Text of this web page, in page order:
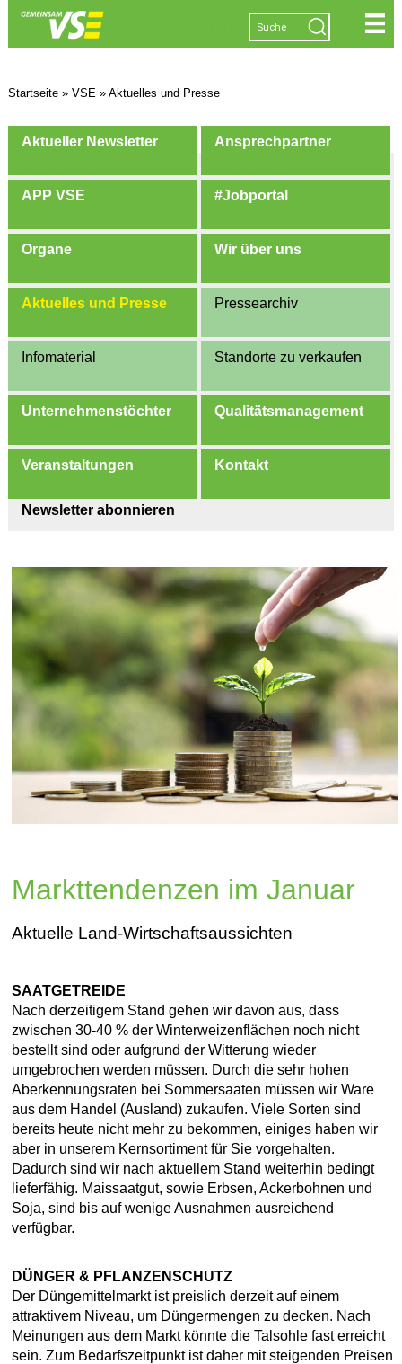
Startseite» VSE » Aktuelles und Presse
Aktueller Newsletter Ansprechpartner
APP VSE #Jobportal
Organe Wir über uns
Aktuelles und Presse Pressearchiv
Infomaterial Standorte zu verkaufen
Unternehmenstöchter Qualitätsmanagement
Veranstaltungen Kontakt
Newsletter abonnieren
Markttendenzen im Januar
Aktuelle Land-Wirtschaftsaussichten
SAATGETREIDE
Nach derzeitigem Stand gehen wir davon aus, dass
zwischen 30-40 % der Winterweizenflächen noch nicht
bestellt sind oder aufgrund der Witterung wieder
umgebrochen werden müssen. Durch die sehr hohen
Aberkennungsraten bei Sommersaaten müssen wir Ware
aus dem Handel (Ausland) zukaufen. Viele Sorten sind
bereits heute nicht mehr zu bekommen, einiges haben wir
aber in unserem Kernsortiment für Sie vorgehalten.
Dadurch sind wir nach aktuellem Stand weiterhin bedingt
lieferfähig. Maissaatgut, sowie Erbsen, Ackerbohnen und
Soja, sind bis auf wenige Ausnahmen ausreichend
verfügbar.
DÜNGER & PFLANZENSCHUTZ
Der Düngemittelmarkt ist preislich derzeit auf einem
attraktivem Niveau, um Düngermengen zu decken. Nach
Meinungen aus dem Markt könnte die Talsohle fast erreicht
sein. Zum Bedarfszeitpunkt ist daher mit steigenden Preisen